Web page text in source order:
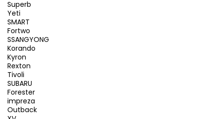
Superb
Yeti
SMART
Fortwo
SSANGYONG
Korando
Kyron
Rexton
Tivoli
SUBARU
Forester
impreza
Outback